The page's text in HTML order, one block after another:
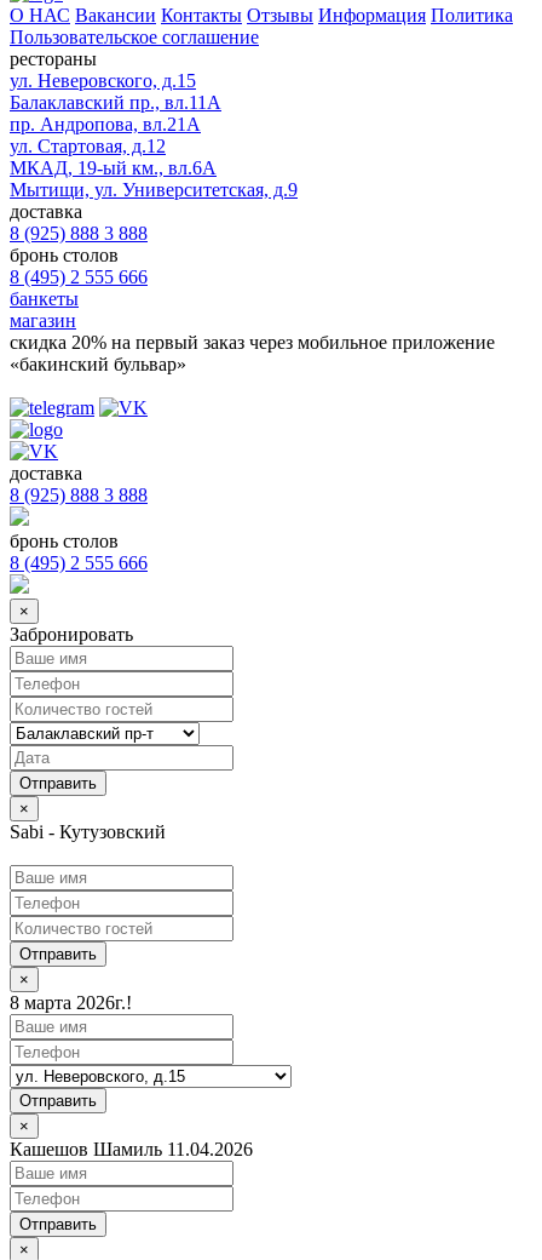
О НАС Вакансии Контакты Отзывы Информация Политика
Пользовательское соглашение
рестораны
ул. Неверовского, д.15
Балаклавский пр., вл.11А
пр. Андропова, вл.21А
ул. Стартовая, д.12
МКАД, 19-ый км., вл.6А
Мытищи, ул. Университетская, д.9
доставка
8 (925) 888 3 888
бронь столов
8 (495) 2 555 666
банкеты
магазин
скидка 20% на первый заказ через мобильное приложение
«бакинский бульвар»
доставка
8 (925) 888 3 888
бронь столов
8 (495) 2 555 666
×
Забронировать
×
Sabi - Кутузовский
Отправить
×
8 марта 2026г.!
Отправить
×
Кашешов Шамиль 11.04.2026
Отправить
×